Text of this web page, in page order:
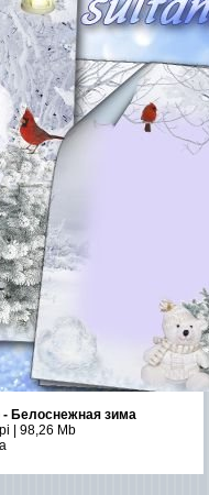
Белоснежная зима
| 98,26 Mb